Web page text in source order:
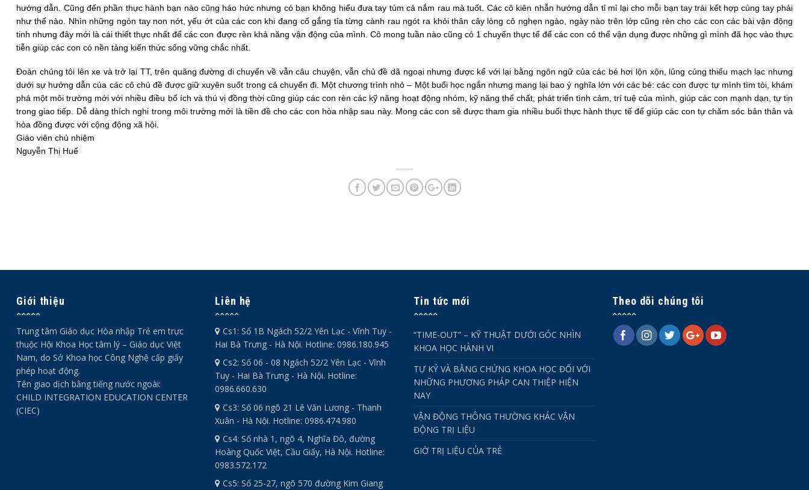
hướng dẫn. Cũng đến phần thực hành bạn nào cũng háo hức nhưng có bạn không hiểu đưa tay túm cả nắm rau mà tuốt. Các cô kiên nhẫn hướng dẫn tỉ mỉ lại cho mỗi bạn tay trái kết hợp cùng tay phải
như thế nào. Nhìn những ngón tay non nớt, yếu ớt của các con khi đang cố gắng tỉa từng cành rau ngót ra khỏi thân cây lòng cô nghẹn ngào, ngày nào trên lớp cũng rèn cho các con các bài vận động
tinh nhưng đây mới là cái thiết thực nhất để các con được rèn khả năng vận động của mình. Cô mong tuần nào cũng có 1 chuyến thực tế để các con có thể vận dụng được những gì mình đã học vào thực
tiễn giúp các con có nền tảng kiến thức sống vững chắc nhất.
Đoàn chúng tôi lên xe và trở lại TT, trên quãng đường di chuyển về vẫn câu chuyện, vẫn chủ đề dã ngoại nhưng được kể với lại bằng ngôn ngữ của các bé hơi lộn xộn, lủng củng thiếu mạch lạc nhưng
dưới sự hướng dẫn của các cô chủ đề được giữ xuyên suốt trong cả chuyến đi. Một chương trình nhỏ – Một buổi học ngắn nhưng mang lại bao ý nghĩa lớn với các bé: các con được tự mình tìm tòi, khám
phá một môi trường mới với nhiều điều bổ ích và thú vị đồng thời cũng giúp các con rèn các kỹ năng hoạt động nhóm, kỹ năng thể chất, phát triển tình cảm, trí tuệ của mình, giúp các con mạnh dạn, tự tin
trong giao tiếp. Dễ dàng thích nghi trong môi trường mới là tiền đề cho các con hòa nhập sau này. Mong các con sẽ được tham gia nhiều buổi thực hành thực tế để giúp các con tự chăm sóc bản thân và
hòa đồng được với cộng động xã hội.
Giáo viên chủ nhiệm
Nguyễn Thị Huế
Giới thiệu
Trung tâm Giáo dục Hòa nhập Trẻ em trực
thuộc Hội Khoa Học tâm lý – Giáo dục Việt
Nam, do Sở Khoa học Công Nghệ cấp giấy
phép hoạt động.
Tên giao dịch bằng tiếng nước ngoài:
CHILD INTEGRATION EDUCATION CENTER
(CIEC)
Liên hệ
Cs1: Số 1B Ngách 52/2 Yên Lạc - Vĩnh Tuy -
Hai Bà Trưng - Hà Nội. Hotline: 0986.180.945
Cs2: Số 06 - 08 Ngách 52/2 Yên Lạc - Vĩnh
Tuy - Hai Bà Trưng - Hà Nội. Hotline:
0986.660.630
Cs3: Số 06 ngõ 21 Lê Văn Lương - Thanh
Xuân - Hà Nội. Hotline: 0986.474.980
Cs4: Số nhà 1, ngõ 4, Nghĩa Đô, đường
Hoàng Quốc Việt, Cầu Giấy, Hà Nội. Hotline:
0983.572.172
Cs5: Số 25-27, ngõ 570 đường Kim Giang
Tin tức mới
“TIME-OUT” – KỸ THUẬT DƯỚI GÓC NHÌN
KHOA HỌC HÀNH VI
TỰ KỶ VÀ BẰNG CHỨNG KHOA HỌC ĐỐI VỚI
NHỮNG PHƯƠNG PHÁP CAN THIỆP HIỆN
NAY
VẬN ĐỘNG THÔNG THƯỜNG KHÁC VẬN
ĐỘNG TRỊ LIỆU
GIỜ TRỊ LIỆU CỦA TRẺ
Theo dõi chúng tôi